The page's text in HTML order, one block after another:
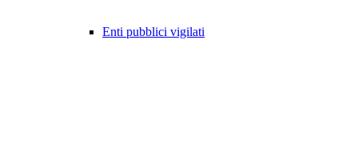
Enti pubblici vigilati